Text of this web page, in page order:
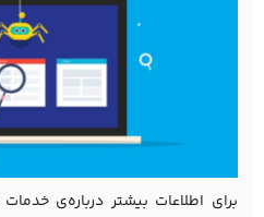
برای اطلاعات بیشتر درباره‌ی